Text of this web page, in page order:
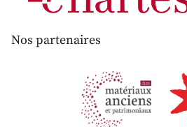
Nos partenaires